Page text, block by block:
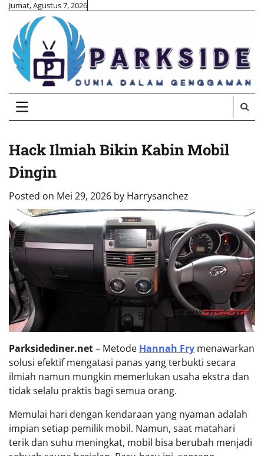
Skip
content
Jumat, Agustus 7, 2026
Hack Ilmiah Bikin Kabin Mobil
Dingin
Posted on Mei 29, 2026 by Harrysanchez
Parksidediner.net– Metode Hannah Fry menawarkan
solusi efektif mengatasi panas yang terbukti secara
ilmiah namun mungkin memerlukan usaha ekstra dan
tidak selalu praktis bagi semua orang.
Memulai hari dengan kendaraan yang nyaman adalah
impian setiap pemilik mobil. Namun, saat matahari
terik dan suhu meningkat, mobil bisa berubah menjadi